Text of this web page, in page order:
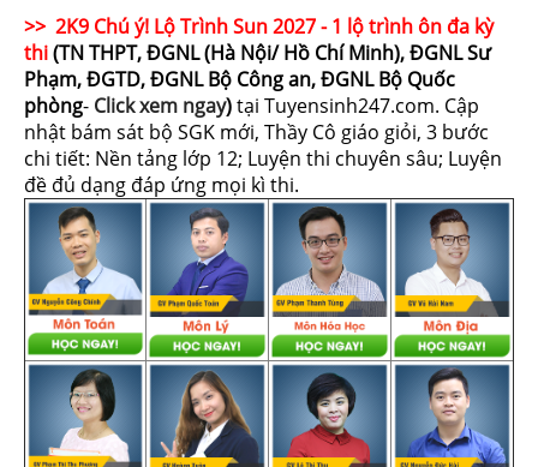
>> 2K9 Chú ý! Lộ Trình Sun 2027 - 1 lộ trình ôn đa kỳ
thi(TN THPT, ĐGNL (Hà Nội/ Hồ Chí Minh), ĐGNL Sư
Phạm, ĐGTD, ĐGNL Bộ Công an, ĐGNL Bộ Quốc
phòng- Click xem ngay)tại Tuyensinh247.com. Cập
nhật bám sát bộ SGK mới, Thầy Cô giáo giỏi, 3 bước
chi tiết: Nền tảng lớp 12; Luyện thi chuyên sâu; Luyện
đề đủ dạng đáp ứng mọi kì thi.